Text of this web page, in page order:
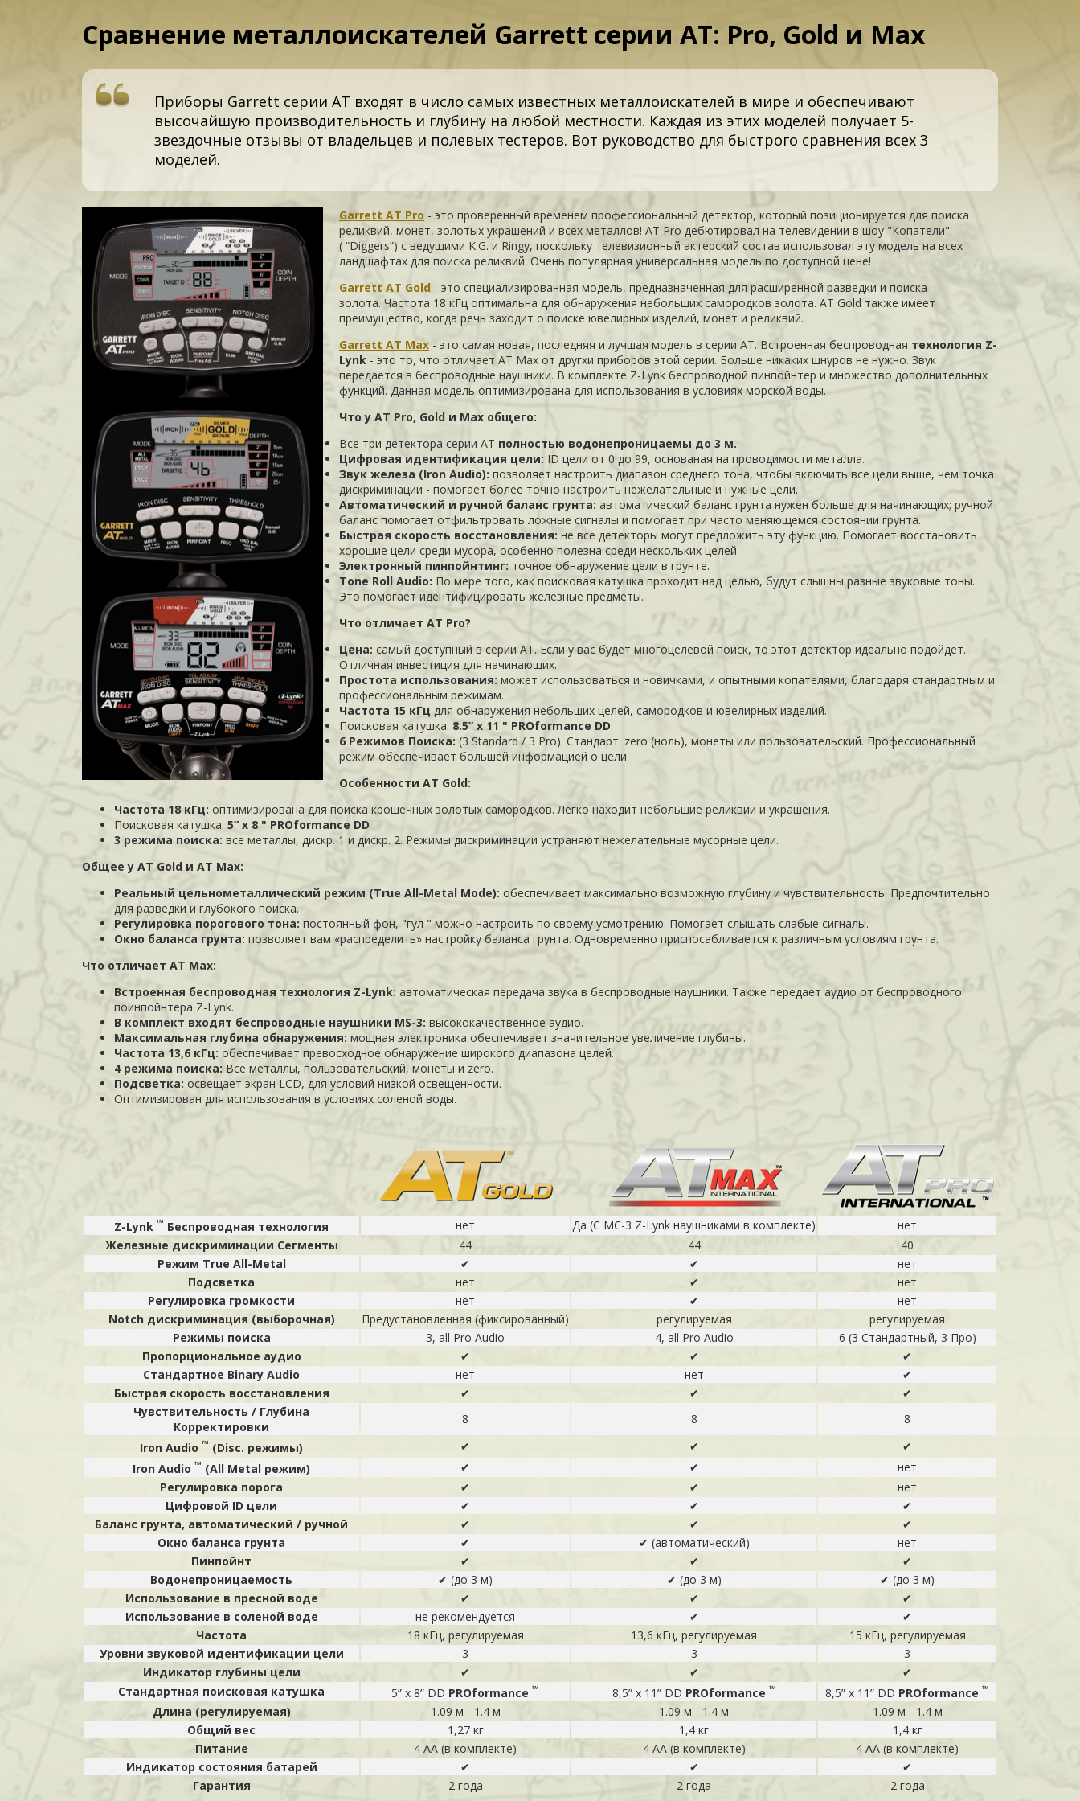
Сравнение металлоискателей Garrett серии AT: Pro, Gold и Max
Приборы Garrett серии AT входят в число самых известных металлоискателей в мире и обеспечивают
высочайшую производительность и глубину на любой местности. Каждая из этих моделей получает 5-
звездочные отзывы от владельцев и полевых тестеров. Вот руководство для быстрого сравнения всех 3
моделей.
Garrett AT Pro - это проверенный временем профессиональный детектор, который позиционируется для поиска
реликвий, монет, золотых украшений и всех металлов! AT Pro дебютировал на телевидении в шоу "Копатели"
( “Diggers”) с ведущими K.G. и Ringy, поскольку телевизионный актерский состав использовал эту модель на всех
ландшафтах для поиска реликвий. Очень популярная универсальная модель по доступной цене!
Garrett AT Gold - это специализированная модель, предназначенная для расширенной разведки и поиска
золота. Частота 18 кГц оптимальна для обнаружения небольших самородков золота. AT Gold также имеет
преимущество, когда речь заходит о поиске ювелирных изделий, монет и реликвий.
Garrett AT Max - это самая новая, последняя и лучшая модель в серии AT. Встроенная беспроводная технология Z-
Lynk - это то, что отличает AT Max от другхи приборов этой серии. Больше никаких шнуров не нужно. Звук
передается в беспроводные наушники. В комплекте Z-Lynk беспроводной пинпойнтер и множество дополнительных
функций. Данная модель оптимизирована для использования в условиях морской воды.
Что у AT Pro, Gold и Max общего:
Все три детектора серии AT полностью водонепроницаемы до 3 м.
Цифровая идентификация цели: ID цели от 0 до 99, основаная на проводимости металла.
Звук железа (Iron Audio): позволяет настроить диапазон среднего тона, чтобы включить все цели выше, чем точка
дискриминации - помогает более точно настроить нежелательные и нужные цели.
Автоматический и ручной баланс грунта: автоматический баланс грунта нужен больше для начинающих; ручной
баланс помогает отфильтровать ложные сигналы и помогает при часто меняющемся состоянии грунта.
Быстрая скорость восстановления: не все детекторы могут предложить эту функцию. Помогает восстановить
хорошие цели среди мусора, особенно полезна среди нескольких целей.
Электронный пинпойнтинг: точное обнаружение цели в грунте.
Tone Roll Audio: По мере того, как поисковая катушка проходит над целью, будут слышны разные звуковые тоны.
Это помогает идентифицировать железные предметы.
Что отличает AT Pro?
Цена: самый доступный в серии AT. Если у вас будет многоцелевой поиск, то этот детектор идеально подойдет.
Отличная инвестиция для начинающих.
Простота использования: может использоваться и новичками, и опытными копателями, благодаря стандартным и
профессиональным режимам.
Частота 15 кГц для обнаружения небольших целей, самородков и ювелирных изделий.
Поисковая катушка: 8.5” x 11 " PROformance DD
6 Режимов Поиска: (3 Standard / 3 Pro). Стандарт: zero (ноль), монеты или пользовательский. Профессиональный
режим обеспечивает большей информацией о цели.
Особенности AT Gold:
Частота 18 кГц: оптимизирована для поиска крошечных золотых самородков. Легко находит небольшие реликвии и украшения.
Поисковая катушка: 5” x 8 " PROformance DD
3 режима поиска: все металлы, дискр. 1 и дискр. 2. Режимы дискриминации устраняют нежелательные мусорные цели.
Общее у AT Gold и AT Max:
Реальный цельнометаллический режим (True All-Metal Mode): обеспечивает максимально возможную глубину и чувствительность. Предпочтительно
для разведки и глубокого поиска.
Регулировка порогового тона: постоянный фон, "гул " можно настроить по своему усмотрению. Помогает слышать слабые сигналы.
Окно баланса грунта: позволяет вам «распределить» настройку баланса грунта. Одновременно приспосабливается к различным условиям грунта.
Что отличает AT Max:
Встроенная беспроводная технология Z-Lynk: автоматическая передача звука в беспроводные наушники. Также передает аудио от беспроводного
поинпойнтера Z-Lynk.
В комплект входят беспроводные наушники MS-3: высококачественное аудио.
Максимальная глубина обнаружения: мощная электроника обеспечивает значительное увеличение глубины.
Частота 13,6 кГц: обеспечивает превосходное обнаружение широкого диапазона целей.
4 режима поиска: Все металлы, пользовательский, монеты и zero.
Подсветка: освещает экран LCD, для условий низкой освещенности.
Оптимизирован для использования в условиях соленой воды.
Z-Lynk ™ Беспроводная технология нет Да (С МС-3 Z-Lynk наушниками в комплекте)
нет
Железные дискриминации Сегменты
44 44
40
Режим True All-Metal ✔ ✔
нет
Подсветка
нет ✔
нет
Регулировка громкости
нет ✔
нет
Notch дискриминация (выборочная)
Предустановленная (фиксированный) регулируемая
регулируемая
Режимы поиска
3, all Pro Audio 4, all Pro Audio
6 (3 Стандартный, 3 Про)
Пропорциональное аудио
✔ ✔
✔
Стандартное Binary Audio
нет нет
✔
Быстрая скорость восстановления
✔ ✔
✔
Чувствительность / Глубина
Корректировки
8 8
8
Iron Audio ™ (Disc. режимы) ✔ ✔
✔
Iron Audio ™ (All Metal режим) ✔ ✔
нет
Регулировка порога
✔ ✔
нет
Цифровой ID цели
✔ ✔
✔
Баланс грунта, автоматический / ручной
✔ ✔
✔
Окно баланса грунта
✔ ✔ (автоматический)
нет
Пинпойнт
✔ ✔
✔
Водонепроницаемость
✔ (до 3 м) ✔ (до 3 м)
✔ (до 3 м)
Использование в пресной воде
✔ ✔
✔
Использование в соленой воде
не рекомендуется ✔
✔
Частота
18 кГц, регулируемая 13,6 кГц, регулируемая
15 кГц, регулируемая
Уровни звуковой идентификации цели
3 3
3
Индикатор глубины цели
✔ ✔
✔
Стандартная поисковая катушка
5” х 8” DD PROformance ™ 8,5” х 11” DD PROformance ™ 8,5” х 11” DD PROformance ™
Длина (регулируемая) 1.09 м - 1.4 м 1.09 м - 1.4 м
1.09 м - 1.4 м
Общий вес
1,27 кг 1,4 кг
1,4 кг
Питание
4 АА (в комплекте) 4 АА (в комплекте)
4 АА (в комплекте)
Индикатор состояния батарей
✔ ✔
✔
Гарантия
2 года 2 года 2 года